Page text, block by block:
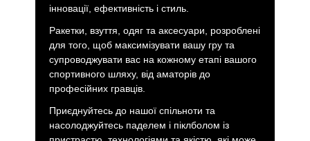
інновації, ефективність і стиль.
Ракетки, взуття, одяг та аксесуари, розроблені
для того, щоб максимізувати вашу гру та
супроводжувати вас на кожному етапі вашого
спортивного шляху, від аматорів до
професійних гравців.
Приєднуйтесь до нашої спільноти та
насолоджуйтесь паделем і піклболом із